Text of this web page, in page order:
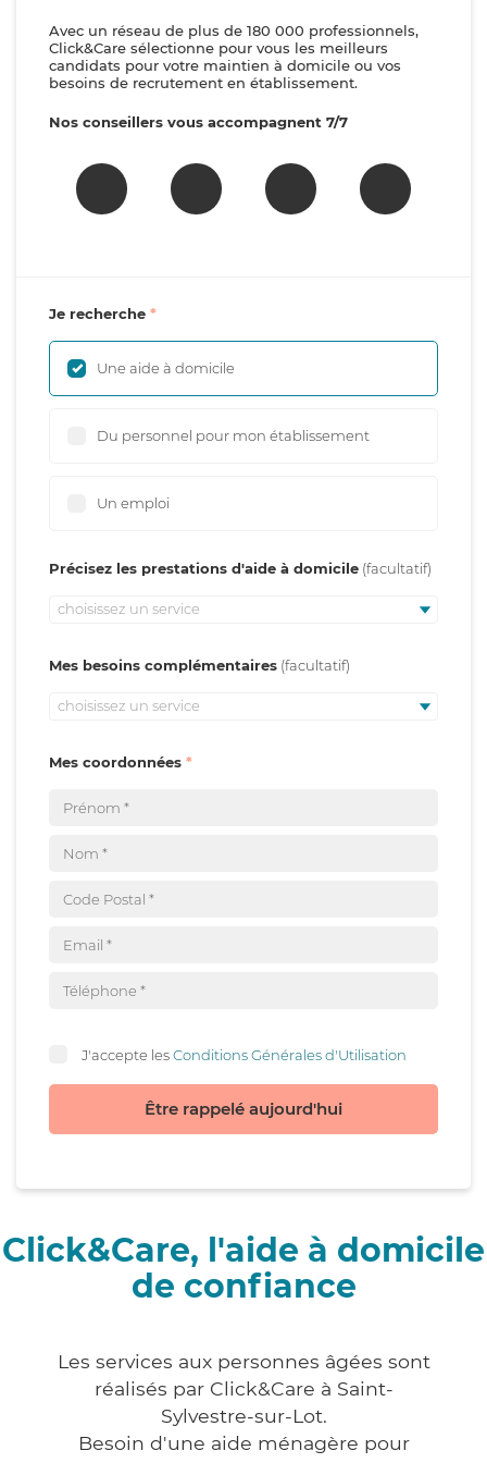
Avec un réseau de plus de 180 000 professionnels,
Click&Care sélectionne pour vous les meilleurs
candidats pour votre maintien à domicile ou vos
besoins de recrutement en établissement.
Nos conseillers vous accompagnent 7/7
Je recherche
Une aide à domicile
Du personnel pour mon établissement
Un emploi
Précisez les prestations d'aide à domicile
choisissez un service
Mes besoins complémentaires
choisissez un service
Mes coordonnées
J'accepte lesConditions Générales d'Utilisation
Être rappelé aujourd'hui
Click&Care, l'aide à domicile
de confiance
Les services aux personnes âgées sont
réalisés par Click&Care à Saint-
Sylvestre-sur-Lot.
Besoin d'une aide ménagère pour